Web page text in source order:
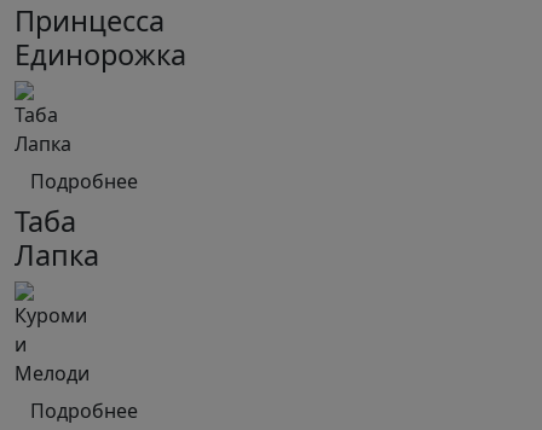
Принцесса
Единорожка
Подробнее
Таба
Лапка
Подробнее